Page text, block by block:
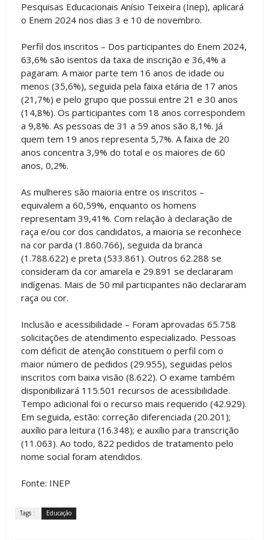
Pesquisas Educacionais Anísio Teixeira (Inep), aplicará
o Enem 2024 nos dias 3 e 10 de novembro.
Perfil dos inscritos – Dos participantes do Enem 2024,
63,6% são isentos da taxa de inscrição e 36,4% a
pagaram. A maior parte tem 16 anos de idade ou
menos (35,6%), seguida pela faixa etária de 17 anos
(21,7%) e pelo grupo que possui entre 21 e 30 anos
(14,8%). Os participantes com 18 anos correspondem
a 9,8%. As pessoas de 31 a 59 anos são 8,1%. Já
quem tem 19 anos representa 5,7%. A faixa de 20
anos concentra 3,9% do total e os maiores de 60
anos, 0,2%.
As mulheres são maioria entre os inscritos –
equivalem a 60,59%, enquanto os homens
representam 39,41%. Com relação à declaração de
raça e/ou cor dos candidatos, a maioria se reconhece
na cor parda (1.860.766), seguida da branca
(1.788.622) e preta (533.861). Outros 62.288 se
consideram da cor amarela e 29.891 se declararam
indígenas. Mais de 50 mil participantes não declararam
raça ou cor.
Inclusão e acessibilidade – Foram aprovadas 65.758
solicitações de atendimento especializado. Pessoas
com déficit de atenção constituem o perfil com o
maior número de pedidos (29.955), seguidas pelos
inscritos com baixa visão (8.622). O exame também
disponibilizará 115.501 recursos de acessibilidade.
Tempo adicional foi o recurso mais requerido (42.929).
Em seguida, estão: correção diferenciada (20.201);
auxílio para leitura (16.348); e auxílio para transcrição
(11.063). Ao todo, 822 pedidos de tratamento pelo
nome social foram atendidos.
Fonte: INEP
Tags : Educação